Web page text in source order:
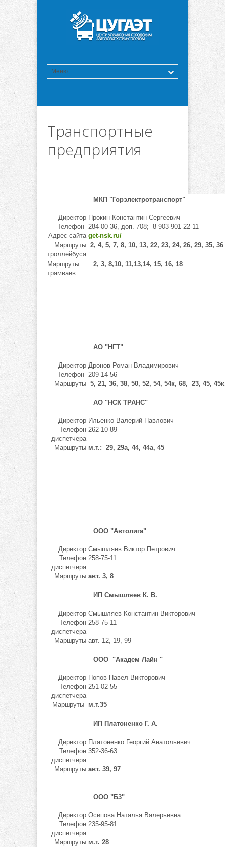
Транспортные
предприятия
МКП "Горэлектротранспорт"
Директор Прокин Константин Сергеевич
Телефон 284-00-36, доп. 708; 8-903-901-22-11
Адрес сайта get-nsk.ru/
Маршруты
троллейбуса
2, 4, 5, 7, 8, 10, 13, 22, 23, 24, 26, 29, 35, 36
Маршруты
трамваев
2, 3, 8,10, 11,13,14, 15, 16, 18
АО "НГТ"
Директор Дронов Роман Владимирович
Телефон 209-14-56
Маршруты 5, 21, 36, 38, 50, 52, 54, 54к, 68, 23, 45,
АО "НСК ТРАНС"
Директор Ильенко Валерий Павлович
Телефон
диспетчера
262-10-89
Маршруты м.т.: 29, 29а, 44, 44а, 45
ООО "Автолига"
Директор Смышляев Виктор Петрович
Телефон
диспетчера
258-75-11
Маршруты авт. 3, 8
ИП Смышляев К. В.
Директор Смышляев Константин Викторович
Телефон
диспетчера
258-75-11
Маршруты авт. 12, 19, 99
ООО "Академ Лайн "
Директор Попов Павел Викторович
Телефон
диспетчера
251-02-55
Маршруты м.т.35
ИП Платоненко Г. А.
Директор Платоненко Георгий Анатольевич
Телефон
диспетчера
352-36-63
Маршруты авт. 39, 97
ООО "Б3"
Директор Осипова Наталья Валерьевна
Телефон
диспетчера
235-95-81
Маршруты м.т. 28